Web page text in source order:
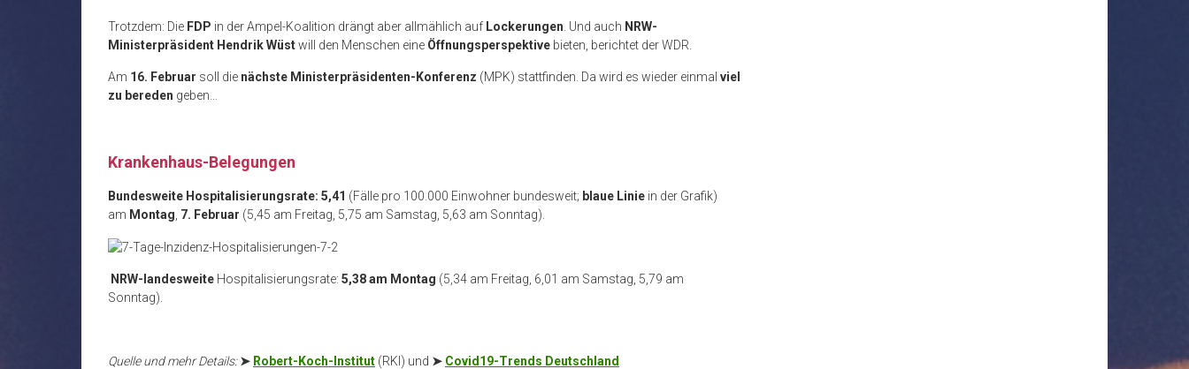
Trotzdem: Die FDP in der Ampel-Koalition drängt aber allmählich auf Lockerungen . Und auch NRW-
Ministerpräsident Hendrik Wüstwill den Menschen eine Öffnungsperspektive bieten, berichtet der WDR.
Am 16. Februar soll die nächste Ministerpräsidenten-Konferenz (MPK) stattfinden. Da wird es wieder einmal viel
zu bereden geben…
Krankenhaus-Belegungen
Bundesweite Hospitalisierungsrate: 5,41 (Fälle pro 100.000 Einwohner bundesweit; blaue Linie in der Grafik)
am Montag 7. Februar (5,45 am Freitag, 5,75 am Samstag, 5,63 am Sonntag).
NRW-landesweite Hospitalisierungsrate: 5,38 am Montag (5,34 am Freitag, 6,01 am Samstag, 5,79 am
Sonntag).
Quelle und mehr Details:➤ Robert-Koch-Institut (RKI) und ➤ Covid19-Trends Deutschland